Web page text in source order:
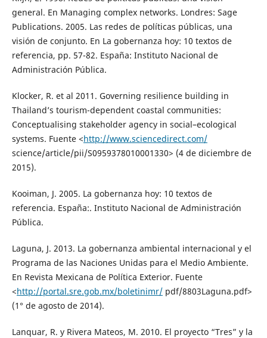
general. En Managing complex networks. Londres: Sage
Publications. 2005. Las redes de políticas públicas, una
visión de conjunto. En La gobernanza hoy: 10 textos de
referencia, pp. 57-82. España: Instituto Nacional de
Administración Pública.
Klocker, R. et al 2011. Governing resilience building in
Thailand’s tourism-dependent coastal communities:
Conceptualising stakeholder agency in social–ecological
systems. Fuente <http://www.sciencedirect.com/
science/article/pii/S0959378010001330> (4 de diciembre de
2015).
Kooiman, J. 2005. La gobernanza hoy: 10 textos de
referencia. España:. Instituto Nacional de Administración
Pública.
Laguna, J. 2013. La gobernanza ambiental internacional y el
Programa de las Naciones Unidas para el Medio Ambiente.
En Revista Mexicana de Política Exterior. Fuente
<http://portal.sre.gob.mx/boletinimr/pdf/8803Laguna.pdf>
(1° de agosto de 2014).
Lanquar, R. y Rivera Mateos, M. 2010. El proyecto “Tres” y la